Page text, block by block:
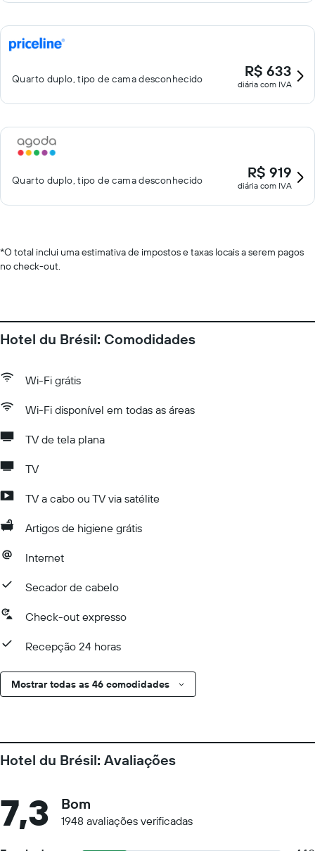
Quarto duplo, tipo de cama desconhecido R$ 633
diária com IVA
Quarto duplo, tipo de cama desconhecido R$ 919
diária com IVA
*O total inclui uma estimativa de impostos e taxas locais a serem pagos
no check-out.
Hotel du Brésil: Comodidades
Wi-Fi grátis
Wi-Fi disponível em todas as áreas
TV de tela plana
TV
TV a cabo ou TV via satélite
Artigos de higiene grátis
Internet
Secador de cabelo
Check-out expresso
Recepção 24 horas
Mostrar todas as 46 comodidades
Hotel du Brésil: Avaliações
7,3 Bom
1948 avaliações verificadas